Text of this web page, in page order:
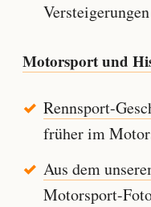
Motorsport und
Rennsport-
früher im
Aus dem
Motorsport-